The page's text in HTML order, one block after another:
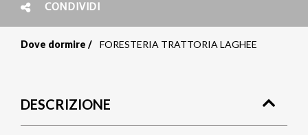
CONDIVIDI
pane
Dove dormire FORESTERIA TRATTORIA LAGHEE
DESCRIZIONE